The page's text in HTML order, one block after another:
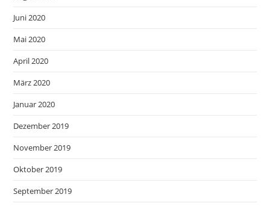
Juni 2020
Mai 2020
April 2020
März 2020
Januar 2020
Dezember 2019
November 2019
Oktober 2019
September 2019